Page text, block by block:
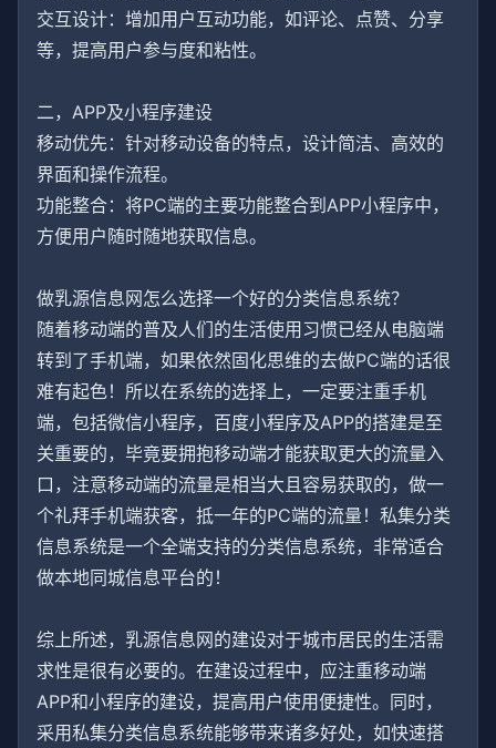
交互设计：增加用户互动功能，如评论、点赞、分享
等，提高用户参与度和粘性。
二，APP及小程序建设
移动优先：针对移动设备的特点，设计简洁、高效的
界面和操作流程。
功能整合：将PC端的主要功能整合到APP小程序中，
方便用户随时随地获取信息。
做乳源信息网怎么选择一个好的分类信息系统？
随着移动端的普及人们的生活使用习惯已经从电脑端
转到了手机端，如果依然固化思维的去做PC端的话很
难有起色！所以在系统的选择上，一定要注重手机
端，包括微信小程序，百度小程序及APP的搭建是至
关重要的，毕竟要拥抱移动端才能获取更大的流量入
口，注意移动端的流量是相当大且容易获取的，做一
个礼拜手机端获客，抵一年的PC端的流量！私集分类
信息系统是一个全端支持的分类信息系统，非常适合
做本地同城信息平台的！
综上所述，乳源信息网的建设对于城市居民的生活需
求性是很有必要的。在建设过程中，应注重移动端
APP和小程序的建设，提高用户使用便捷性。同时，
采用私集分类信息系统能够带来诸多好处，如快速搭